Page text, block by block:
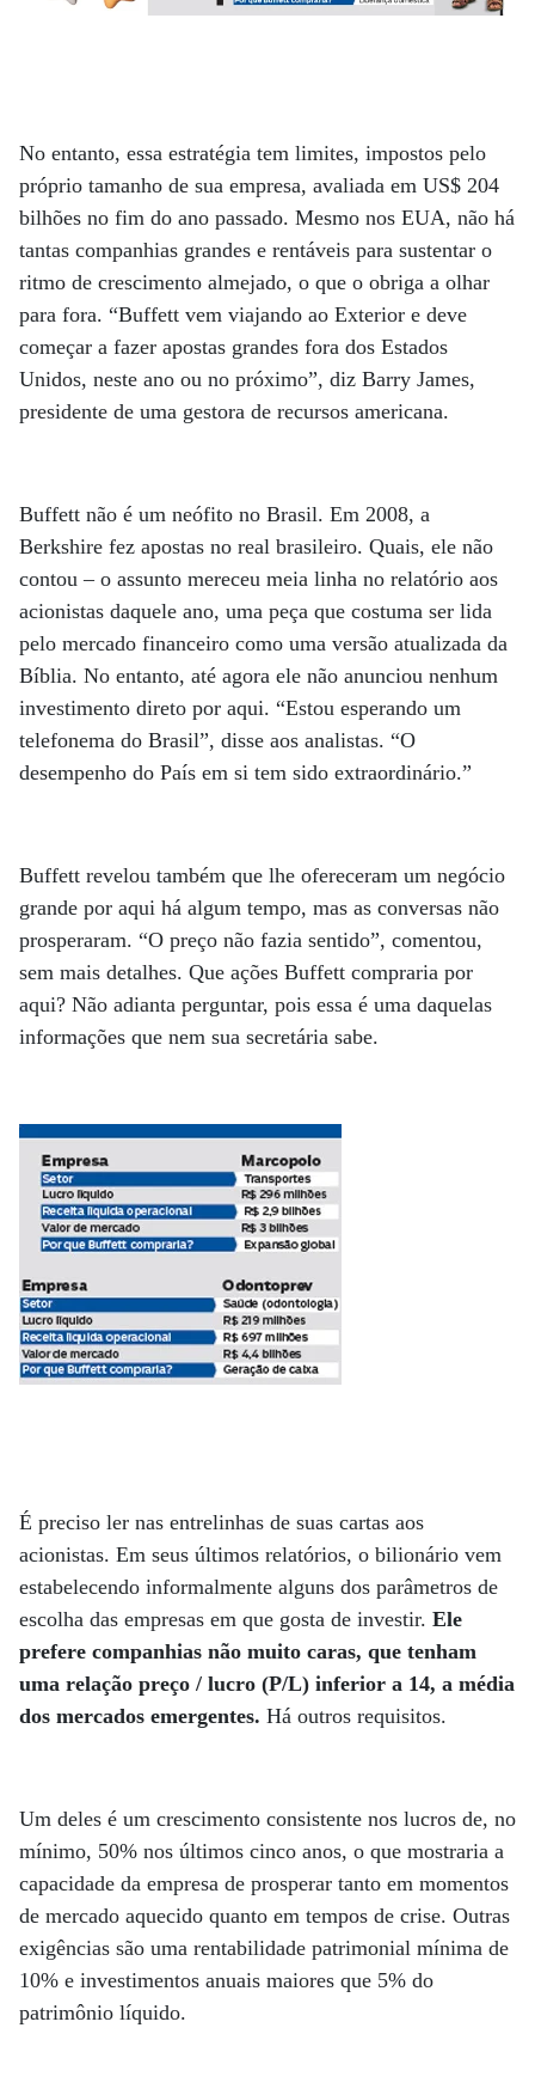
No entanto, essa estratégia tem limites, impostos pelo
próprio tamanho de sua empresa, avaliada em US$ 204
bilhões no fim do ano passado. Mesmo nos EUA, não há
tantas companhias grandes e rentáveis para sustentar o
ritmo de crescimento almejado, o que o obriga a olhar
para fora. “Buffett vem viajando ao Exterior e deve
começar a fazer apostas grandes fora dos Estados
Unidos, neste ano ou no próximo”, diz Barry James,
presidente de uma gestora de recursos americana.
Buffett não é um neófito no Brasil. Em 2008, a
Berkshire fez apostas no real brasileiro. Quais, ele não
contou – o assunto mereceu meia linha no relatório aos
acionistas daquele ano, uma peça que costuma ser lida
pelo mercado financeiro como uma versão atualizada da
Bíblia. No entanto, até agora ele não anunciou nenhum
investimento direto por aqui. “Estou esperando um
telefonema do Brasil”, disse aos analistas. “O
desempenho do País em si tem sido extraordinário.”
Buffett revelou também que lhe ofereceram um negócio
grande por aqui há algum tempo, mas as conversas não
prosperaram. “O preço não fazia sentido”, comentou,
sem mais detalhes. Que ações Buffett compraria por
aqui? Não adianta perguntar, pois essa é uma daquelas
informações que nem sua secretária sabe.
É preciso ler nas entrelinhas de suas cartas aos
acionistas. Em seus últimos relatórios, o bilionário vem
estabelecendo informalmente alguns dos parâmetros de
escolha das empresas em que gosta de investir. Ele
prefere companhias não muito caras, que tenham
uma relação preço / lucro (P/L) inferior a 14, a média
dos mercados emergentes. Há outros requisitos.
Um deles é um crescimento consistente nos lucros de, no
mínimo, 50% nos últimos cinco anos, o que mostraria a
capacidade da empresa de prosperar tanto em momentos
de mercado aquecido quanto em tempos de crise. Outras
exigências são uma rentabilidade patrimonial mínima de
10% e investimentos anuais maiores que 5% do
patrimônio líquido.